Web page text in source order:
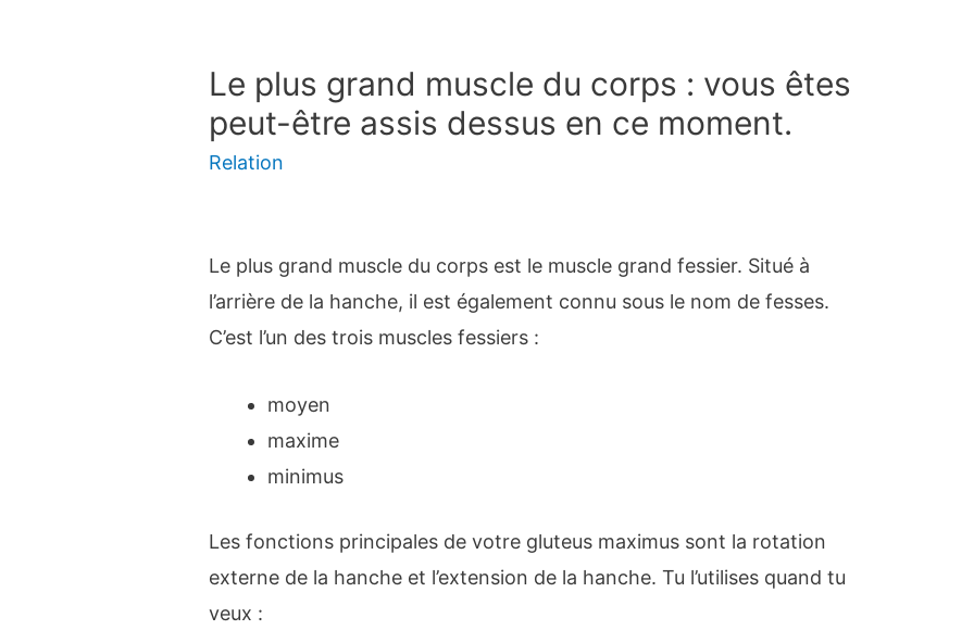
Le plus grand muscle du corps : vous êtes
peut-être assis dessus en ce moment.
Relation
Le plus grand muscle du corps est le muscle grand fessier. Situé à
l’arrière de la hanche, il est également connu sous le nom de fesses.
C’est l’un des trois muscles fessiers :
moyen
maxime
minimus
Les fonctions principales de votre gluteus maximus sont la rotation
externe de la hanche et l’extension de la hanche. Tu l’utilises quand tu
veux :